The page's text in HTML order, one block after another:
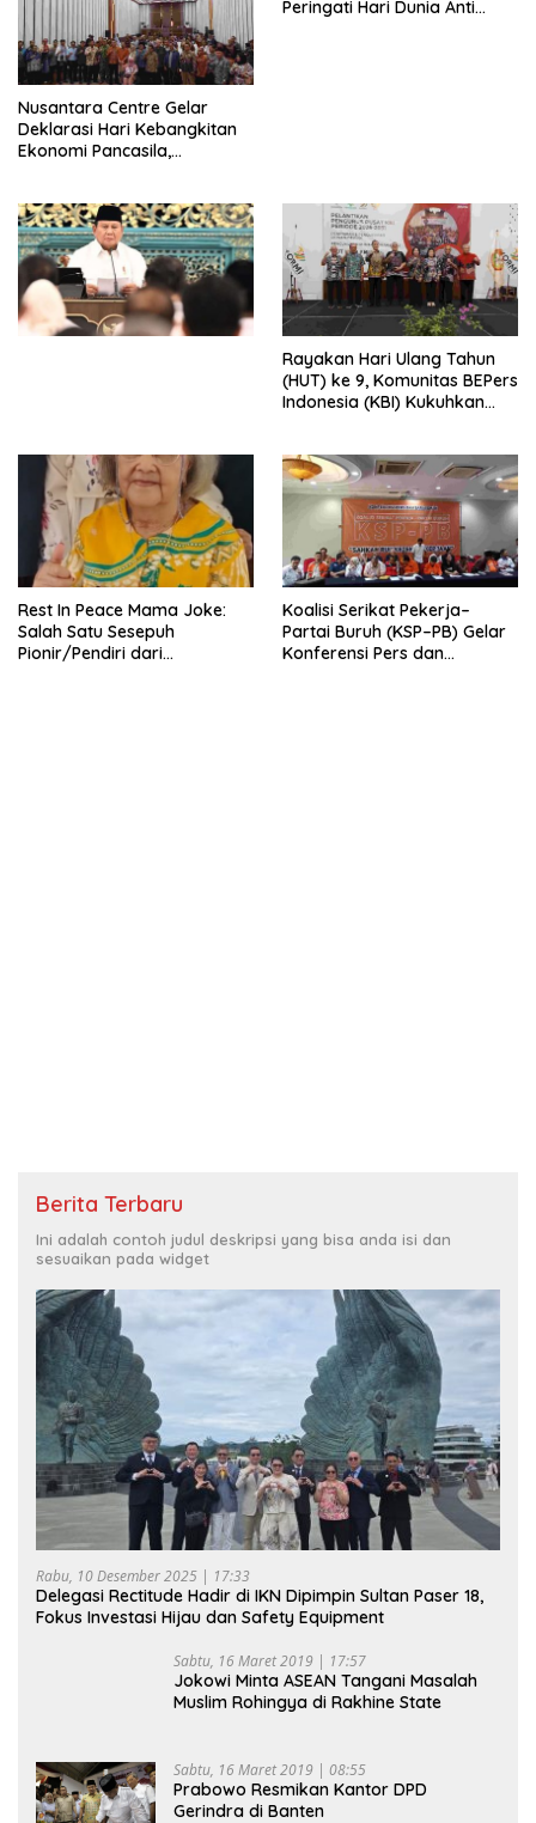
Nusantara Centre Gelar
Deklarasi Hari Kebangkitan
Ekonomi Pancasila,
Penjajahan (Pergolakan
Ekonomi Politik Indonesia) &
Simposium Nasional “Urgensi
Undang-Undang
Perekonomian Nasional dan
Kesejahteraan Sosial dalam
Peringati Hari Dunia Anti
Rayakan Hari Ulang Tahun
(HUT) ke 9, Komunitas BEPers
Indonesia (KBI) Kukuhkan
Tema: “Penguatan dan
Pengembangan Organisasi
KBI yang Berbasis Riset di
seluruh Indonesia dan
Mancanegara”.
Rest In Peace Mama Joke:
Salah Satu Sesepuh
Pionir/Pendiri dari
Koalisi Serikat Pekerja–
Partai Buruh (KSP–PB) Gelar
Konferensi Pers dan
Berita Terbaru
Ini adalah contoh judul deskripsi yang bisa anda isi dan
sesuaikan pada widget
Rabu, 10 Desember 2025 | 17:33
Delegasi Rectitude Hadir di IKN Dipimpin Sultan Paser 18,
Fokus Investasi Hijau dan Safety Equipment
Sabtu, 16 Maret 2019 | 17:57
Jokowi Minta ASEAN Tangani Masalah
Muslim Rohingya di Rakhine State
Sabtu, 16 Maret 2019 | 08:55
Prabowo Resmikan Kantor DPD
Gerindra di Banten